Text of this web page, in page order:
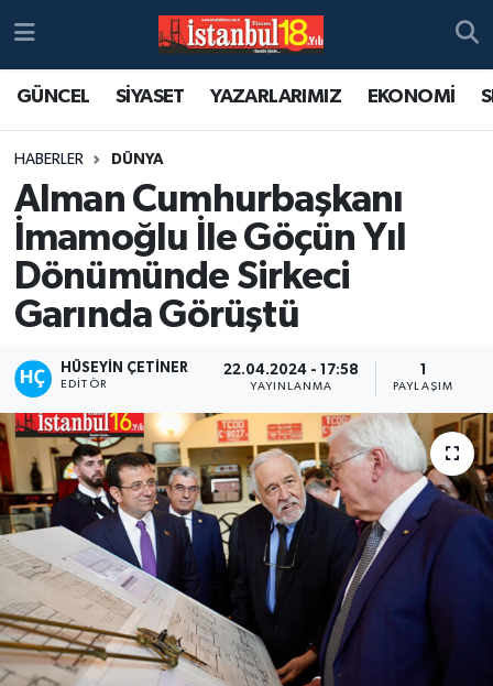
GÜNCEL SİYASET YAZARLARIMIZ EKONOMİ
HABERLER DÜNYA
Alman Cumhurbaşkanı
İmamoğlu İle Göçün Yıl
Dönümünde Sirkeci
Garında Görüştü
HÜSEYIN ÇETINER
EDITÖR
22.04.2024 - 17:58
YAYINLANMA PAYLAŞIM